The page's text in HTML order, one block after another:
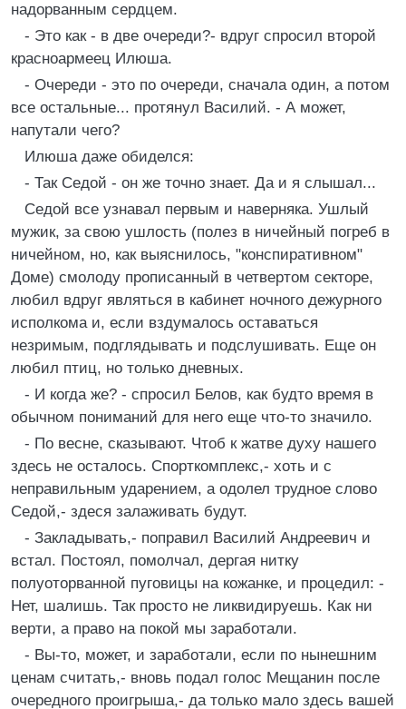
надорванным сердцем.
- Это как - в две очереди?- вдруг спросил второй
красноармеец Илюша.
- Очереди - это по очереди, сначала один, а потом
все остальные... протянул Василий. - А может,
напутали чего?
Илюша даже обиделся:
- Так Седой - он же точно знает. Да и я слышал...
Седой все узнавал первым и наверняка. Ушлый
мужик, за свою ушлость (полез в ничейный погреб в
ничейном, но, как выяснилось, "конспиративном"
Доме) смолоду прописанный в четвертом секторе,
любил вдруг являться в кабинет ночного дежурного
исполкома и, если вздумалось оставаться
незримым, подглядывать и подслушивать. Еще он
любил птиц, но только дневных.
- И когда же? - спросил Белов, как будто время в
обычном пониманий для него еще что-то значило.
- По весне, сказывают. Чтоб к жатве духу нашего
здесь не осталось. Спорткомплекс,- хоть и с
неправильным ударением, а одолел трудное слово
Седой,- здеся залаживать будут.
- Закладывать,- поправил Василий Андреевич и
встал. Постоял, помолчал, дергая нитку
полуоторванной пуговицы на кожанке, и процедил: -
Нет, шалишь. Так просто не ликвидируешь. Как ни
верти, а право на покой мы заработали.
- Вы-то, может, и заработали, если по нынешним
ценам считать,- вновь подал голос Мещанин после
очередного проигрыша,- да только мало здесь вашей